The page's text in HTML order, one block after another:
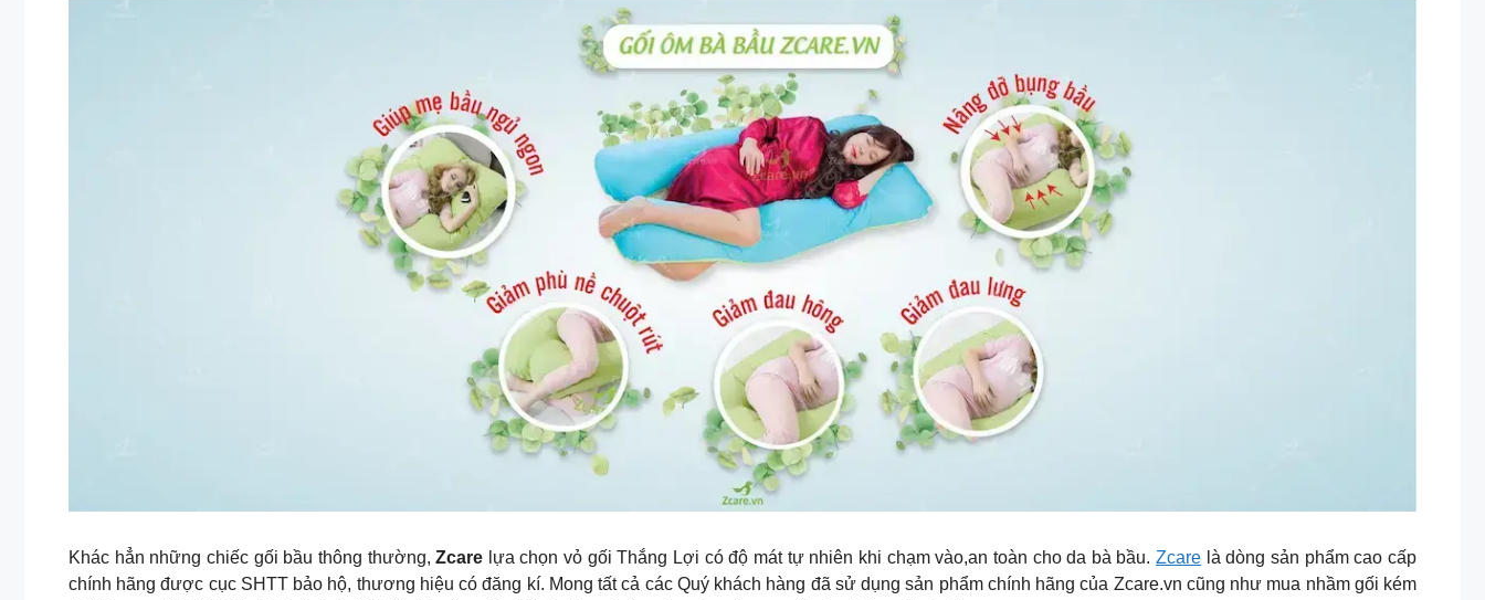
Khác hẳn những chiếc gối bầu thông thường,Zcare lựa chọn vỏ gối Thắng Lợi có độ mát tự nhiên khi chạm vào,an toàn cho da bà bầu.Zcare là dòng sản phẩm cao cấp
chính hãng được cục SHTT bảo hộ, thương hiệu có đăng kí. Mong tất cả các Quý khách hàng đã sử dụng sản phẩm chính hãng của Zcare.vn cũng như mua nhầm gối kém